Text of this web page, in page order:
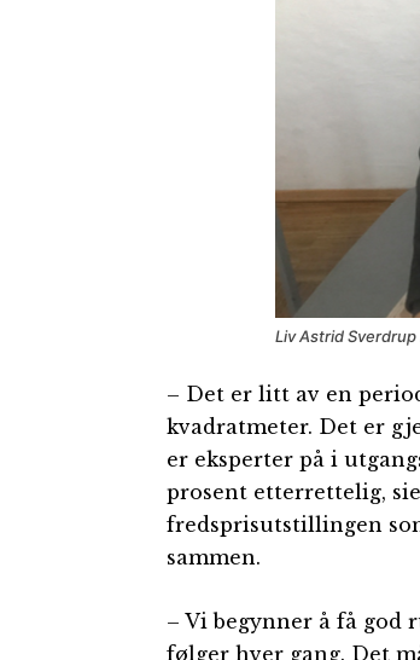
Liv Astrid
– Det er litt av en
kvadratmeter. Det er
er eksperter på i
prosent etterrettelig,
fredsprisutstillingen
sammen.
– Vi begynner å få god
følger hver gang. Det